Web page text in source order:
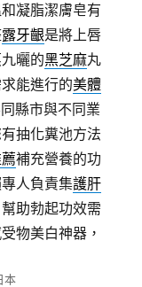
凝脂潔膚皂有
露牙齦是將上唇
曬的黑芝麻丸
能進行的美體
縣市與不同業
抽化糞池方法
補充營養的功
人負責集護肝
助勃起功效需
物美白神器，
本